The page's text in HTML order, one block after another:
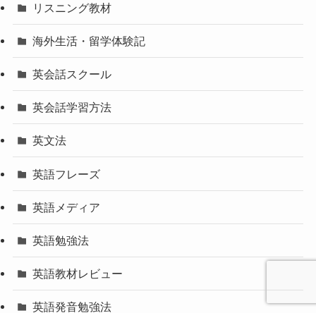
リスニング教材
海外生活・留学体験記
英会話スクール
英会話学習方法
英文法
英語フレーズ
英語メディア
英語勉強法
英語教材レビュー
英語発音勉強法